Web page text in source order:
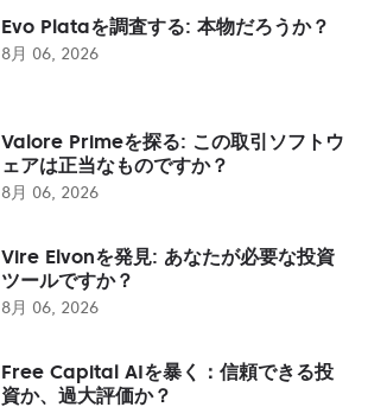
Evo Plataを調査する: 本物だろうか？
8月 06, 2026
Valore Primeを探る: この取引ソフトウ
ェアは正当なものですか？
8月 06, 2026
Vire Elvonを発見: あなたが必要な投資
ツールですか？
8月 06, 2026
Free Capital AIを暴く：信頼できる投
資か、過大評価か？